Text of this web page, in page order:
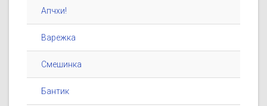
Апчхи!
Варежка
Смешинка
Бантик